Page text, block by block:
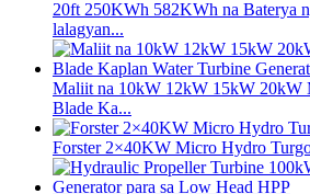
20ft 250KWh 582KWh na Baterya
lalagyan...
Maliit na 10kW 12kW 15kW 20kW
Blade Ka...
Forster 2×40KW Micro Hydro